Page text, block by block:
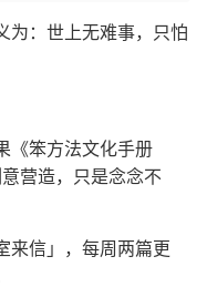
为：世上无难事，只怕
《笨方法文化手册
营造，只是念念不
来信」，每周两篇更